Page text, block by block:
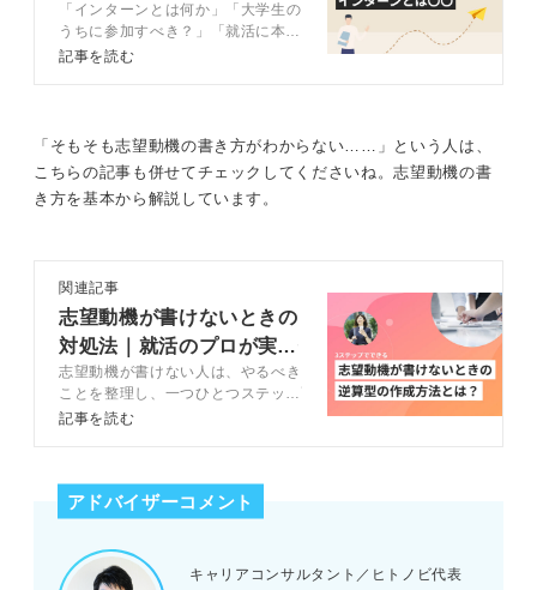
を学年別に解説
「インターンとは何か」「大学生の
うちに参加すべき？」「就活に本当
に活かせる？」などの疑問について
ても併せて解説していきます。
記事を読む
「そもそも志望動機の書き方がわからない……」という人は、
こちらの記事も併せてチェックしてくださいね。志望動機の書
き方を基本から解説しています。
関連記事
志望動機が書けないときの
対処法｜就活のプロが実際
に評価した志望動機とは？
志望動機が書けない人は、やるべき
ことを整理し、一つひとつステップ
を踏む意識を持つと良いです。この
を解説します。基本から理解でき、
かつ参考にできる例文もあるのでぜ
ひチェックしてください。
記事を読む
アドバイザーコメント
キャリアコンサルタント／ヒトノビ代表